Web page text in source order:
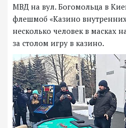
МВД на вул. Богомольца в
флешмоб «Казино
несколько человек в масках
за столом игру в казино.